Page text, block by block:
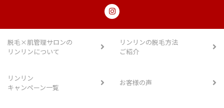
脱毛×肌管理サロンの
リンリンについて
リンリンの脱毛方法
ご紹介
リンリン
キャンペーン一覧
お客様の声